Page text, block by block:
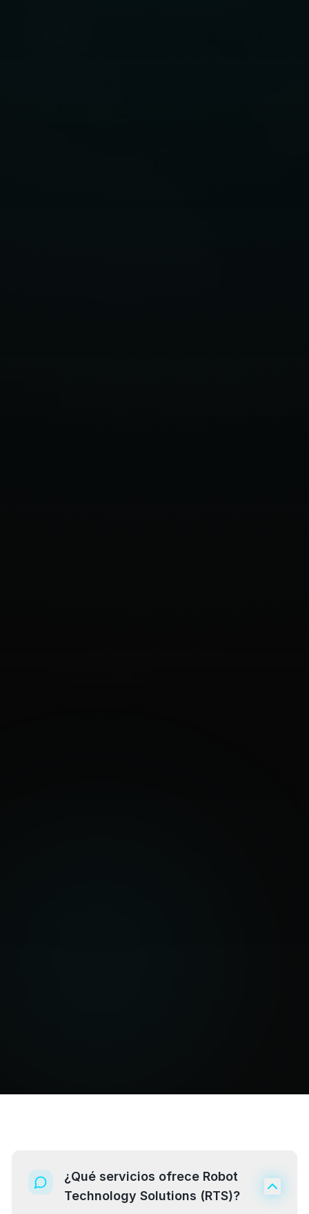
¿Qué servicios ofrece Robot
Technology Solutions (RTS)?